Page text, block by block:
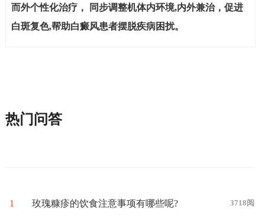
而外个性化治疗， 同步调整机体内环境,内外兼治，促进
白斑复色,帮助白癜风患者摆脱疾病困扰。
热门问答
1 玫瑰糠疹的饮食注意事项有哪些呢? 3718阅